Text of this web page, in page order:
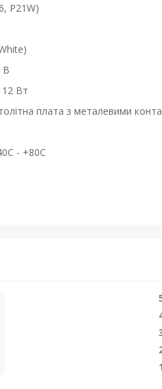
P21W)
В
12 Вт
плата з металевими
- +80С
1